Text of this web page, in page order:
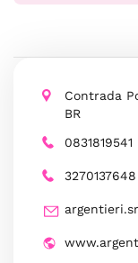
Contrada
BR
0831819541
3270137648